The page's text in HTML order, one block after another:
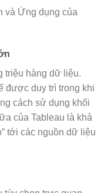
triệu hàng dữ liệu.
được duy trì trong khi
cách sử dụng khối
của Tableau là khả
tới các nguồn dữ liệu